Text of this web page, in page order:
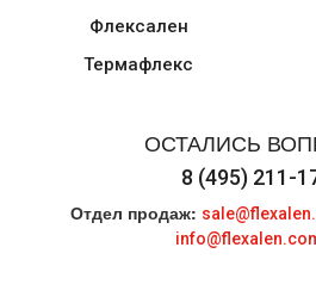
Флексален
Термафлекс
ОСТАЛИСЬ
8 (495) 211-
Отдел продаж: